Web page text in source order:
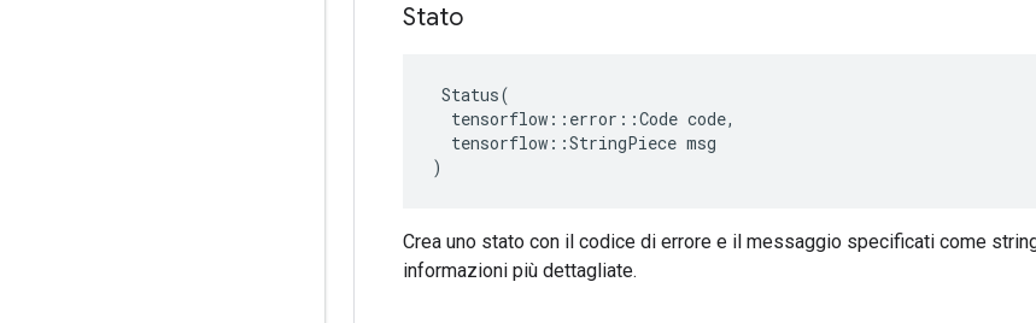
Stato
Status(
  tensorflow::error::Code code,
  tensorflow::StringPiece msg
)
Crea uno stato con il codice di errore e il messaggio specificati come
informazioni più dettagliate.